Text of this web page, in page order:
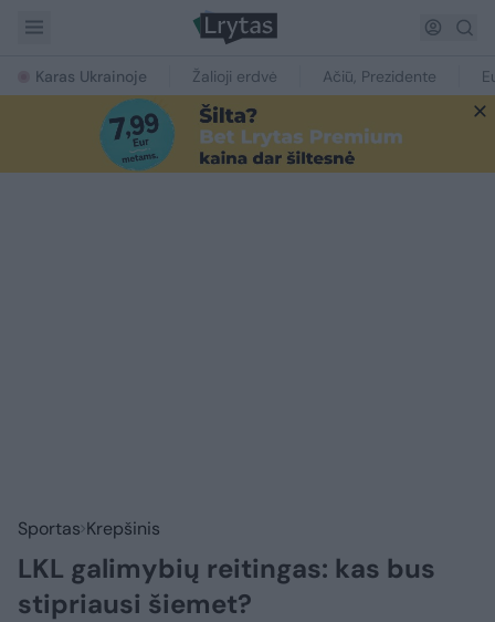
Karas Ukrainoje Žalioji erdvė Ačiū, Prezidente
Sportas Krepšinis
LKL galimybių reitingas: kas bus
stipriausi šiemet?